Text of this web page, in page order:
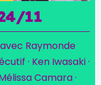
11
avec Raymonde
· Ken Iwasaki ·
Camara ·